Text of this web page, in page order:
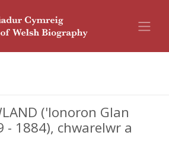
('Ionoron Glan
- 1884), chwarelwr a